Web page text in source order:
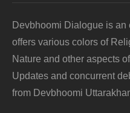
Devbhoomi Dialogue is
offers various colors of
Nature and other aspects
Updates and concurrent
from Devbhoomi